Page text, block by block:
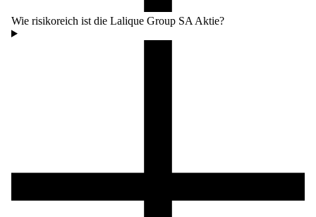
Wie risikoreich ist die Lalique Group SA Aktie?